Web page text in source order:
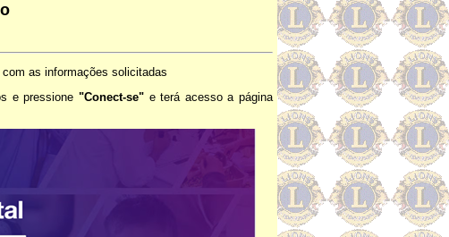
as informações solicitadas
e pressione "Conect-se" e terá acesso a página